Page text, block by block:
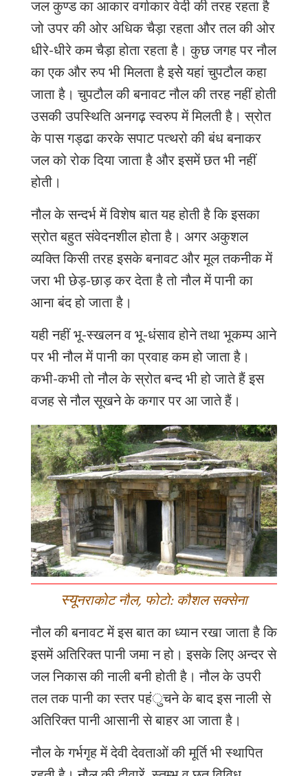
जलकुण्डकाआकारवर्गाकारवेदीकीतरहरहताहै
जोउपरकीओरअधिकचैड़ारहताऔरतलकीओर
धीरे-धीरेकमचैड़ाहोतारहताहै। कुछजगहपरनौल
काएकऔररुपभीमिलताहैइसेेयहांचुपटौलकहा
जाताहै। चुपटौलकीबनावटनौलकीतरहनहींहोती
उसकीउपस्थितिअनगढ़स्वरुपमेंमिलतीहै। स्रोत
केपासगड्ढाकरकेसपाटपत्थरोकीबंधबनाकर
जलकोरोकदियाजाताहैऔरइसमेंछतभीनहीं
होती।
नौलकेसन्दर्भमेंविशेषबातयहहोतीहैकिइसका
स्रोतबहुतसंवेदनशीलहोताहै। अगरअकुशल
व्यक्तिकिसीतरहइसकेबनावटऔरमूलतकनीकमें
जराभीछेड़-छाड़करदेताहैतोनौलमेंपानीका
आनाबंदहोजाताहै।
यहीनहींभू-स्खलनवभू-धंसावहोनेतथाभूकम्पआने
परभीनौलमेंपानीकाप्रवाहकमहोजाताहै।
कभी-कभीतोनौलकेस्रोतबन्दभीहोजातेहैंइस
वजहसेनौलसूखनेकेकगारपरआजातेहैं।
स्यूनराकोट नौल, फोटो: कौशल सक्सेना
नौलकीबनावटमेंइसबातकाध्यानरखाजाताहैकि
इसमेंअतिरिक्तपानीजमानहो। इसकेलिएअन्दरसे
जलनिकासकीनालीबनीहोतीहै। नौलकेउपरी
तलतकपानीकास्तरपहंुचनेकेबादइसनालीसे
अतिरिक्तपानीआसानीसेबाहरआजाताहै।
नौलकेगर्भगृहमेंदेवीदेवताओंकीमूर्तिभीस्थापित